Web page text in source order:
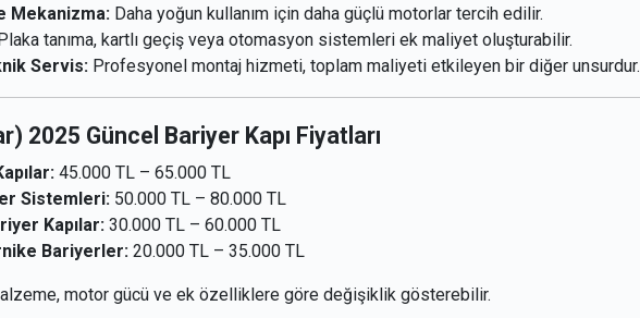
Mekanizma: Daha yoğun kullanım için daha güçlü motorlar tercih edilir.
tanıma, kartlı geçiş veya otomasyon sistemleri ek maliyet oluşturabilir.
Servis: Profesyonel montaj hizmeti, toplam maliyeti etkileyen bir diğer unsurdur.
2025 Güncel Bariyer Kapı Fiyatları
45.000 TL – 65.000 TL
Sistemleri: 50.000 TL – 80.000 TL
Kapılar: 30.000 TL – 60.000 TL
Bariyerler: 20.000 TL – 35.000 TL
motor gücü ve ek özelliklere göre değişiklik gösterebilir.